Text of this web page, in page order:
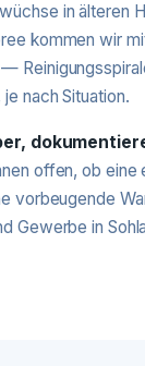
in älteren
kommen wir
nach Situation.
offen, ob eine
vorbeugende
Gewerbe in